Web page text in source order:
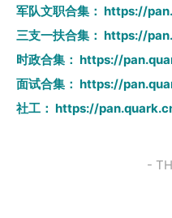
军队文职合集： https://
三支一扶合集： https://
时政合集： https://
面试合集： https://
社工： https://
-